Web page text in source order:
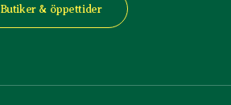
Butiker & öppettider